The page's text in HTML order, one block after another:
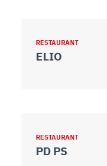
RESTAURANT
ELIO
RESTAURANT
PD PS